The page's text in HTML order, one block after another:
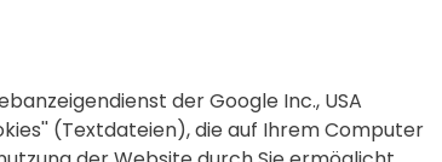
der Google Inc., USA
(Textdateien), die auf Ihrem Computer